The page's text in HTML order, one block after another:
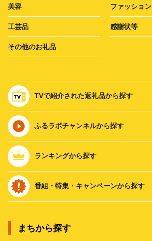
美容 ファッション
工芸品 感謝状等
その他のお礼品
TVで紹介された返礼品から探す
ふるラボチャンネルから探す
ランキングから探す
番組・特集・キャンペーンから探す
まちから探す